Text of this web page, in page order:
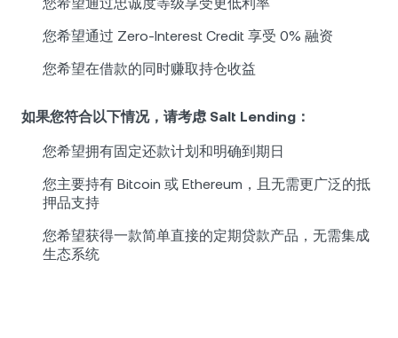
您希望通过忠诚度等级享受更低利率
您希望通过 Zero-Interest Credit 享受 0% 融资
您希望在借款的同时赚取持仓收益
如果您符合以下情况，请考虑 Salt Lending：
您希望拥有固定还款计划和明确到期日
您主要持有 Bitcoin 或 Ethereum，且无需更广泛的抵
押品支持
您希望获得一款简单直接的定期贷款产品，无需集成
生态系统